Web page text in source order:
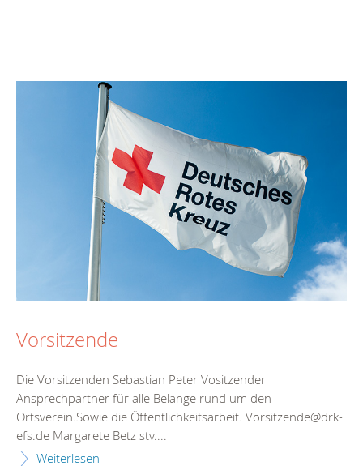
Vorsitzende
Die Vorsitzenden Sebastian Peter Vositzender
Ansprechpartner für alle Belange rund um den
Ortsverein.Sowie die Öffentlichkeitsarbeit. Vorsitzende@drk-
efs.de Margarete Betz stv....
Weiterlesen